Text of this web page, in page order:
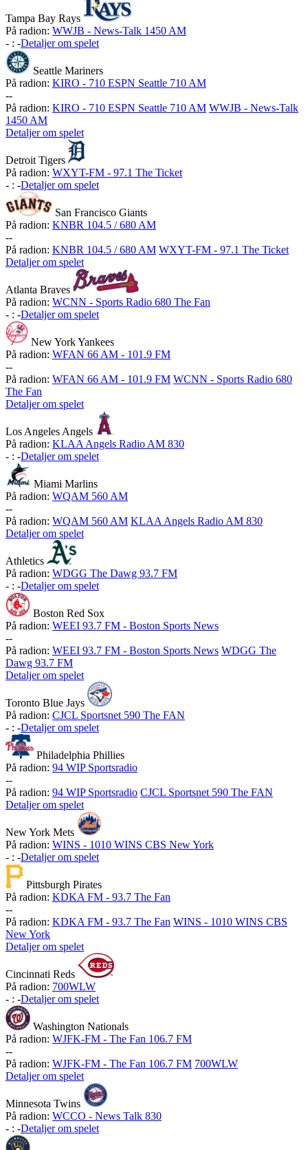
Tampa Bay Rays
På radion: WWJB - News-Talk 1450 AM
- : -Detaljer om spelet
Seattle Mariners
På radion: KIRO - 710 ESPN Seattle 710 AM
--
På radion: KIRO - 710 ESPN Seattle 710 AM WWJB - News-Talk
1450 AM
Detaljer om spelet
Detroit Tigers
På radion: WXYT-FM - 97.1 The Ticket
- : -Detaljer om spelet
San Francisco Giants
På radion: KNBR 104.5 / 680 AM
--
På radion: KNBR 104.5 / 680 AM WXYT-FM - 97.1 The Ticket
Detaljer om spelet
Atlanta Braves
På radion: WCNN - Sports Radio 680 The Fan
- : -Detaljer om spelet
New York Yankees
På radion: WFAN 66 AM - 101.9 FM
--
På radion: WFAN 66 AM - 101.9 FM WCNN - Sports Radio 680
The Fan
Detaljer om spelet
Los Angeles Angels
På radion: KLAA Angels Radio AM 830
- : -Detaljer om spelet
Miami Marlins
På radion: WQAM 560 AM
--
På radion: WQAM 560 AM KLAA Angels Radio AM 830
Detaljer om spelet
Athletics
På radion: WDGG The Dawg 93.7 FM
- : -Detaljer om spelet
Boston Red Sox
På radion: WEEI 93.7 FM - Boston Sports News
--
På radion: WEEI 93.7 FM - Boston Sports News WDGG The
Dawg 93.7 FM
Detaljer om spelet
Toronto Blue Jays
På radion: CJCL Sportsnet 590 The FAN
- : -Detaljer om spelet
Philadelphia Phillies
På radion: 94 WIP Sportsradio
--
På radion: 94 WIP Sportsradio CJCL Sportsnet 590 The FAN
Detaljer om spelet
New York Mets
På radion: WINS - 1010 WINS CBS New York
- : -Detaljer om spelet
Pittsburgh Pirates
På radion: KDKA FM - 93.7 The Fan
--
På radion: KDKA FM - 93.7 The Fan WINS - 1010 WINS CBS
New York
Detaljer om spelet
Cincinnati Reds
På radion: 700WLW
- : -Detaljer om spelet
Washington Nationals
På radion: WJFK-FM - The Fan 106.7 FM
--
På radion: WJFK-FM - The Fan 106.7 FM 700WLW
Detaljer om spelet
Minnesota Twins
På radion: WCCO - News Talk 830
- : -Detaljer om spelet